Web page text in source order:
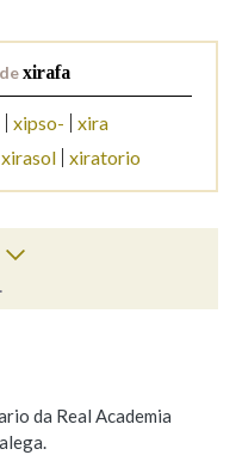
xirafa
xipso-
xira
xirasol xiratorio
na palabra
da Real Academia